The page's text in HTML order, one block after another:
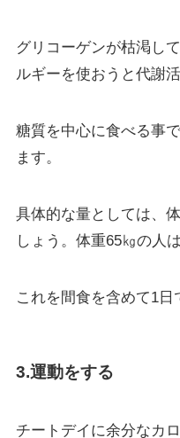
グリコーゲンが枯渇し
ルギーを使おうと代謝
糖質を中心に食べる事
ます。
具体的な量としては、
しょう。体重65㎏の人
これを間食を含めて1日
3.運動をする
チートデイに余分なカ